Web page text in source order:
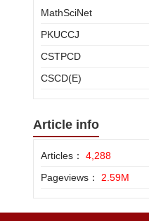
MathSciNet
PKUCCJ
CSTPCD
CSCD(E)
Article info
Articles： 4,288
Pageviews： 2.59M